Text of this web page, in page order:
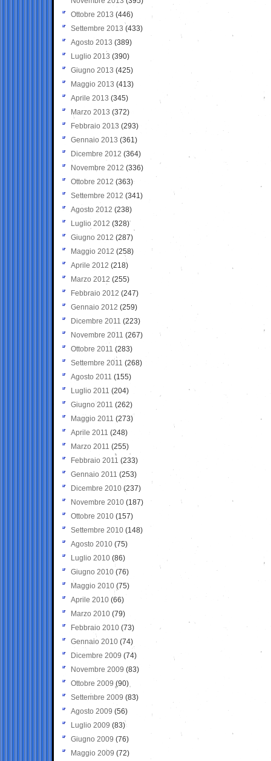
Ottobre 2013 (446)
Settembre 2013 (433)
Agosto 2013 (389)
Luglio 2013 (390)
Giugno 2013 (425)
Maggio 2013 (413)
Aprile 2013 (345)
Marzo 2013 (372)
Febbraio 2013 (293)
Gennaio 2013 (361)
Dicembre 2012 (364)
Novembre 2012 (336)
Ottobre 2012 (363)
Settembre 2012 (341)
Agosto 2012 (238)
Luglio 2012 (328)
Giugno 2012 (287)
Maggio 2012 (258)
Aprile 2012 (218)
Marzo 2012 (255)
Febbraio 2012 (247)
Gennaio 2012 (259)
Dicembre 2011 (223)
Novembre 2011 (267)
Ottobre 2011 (283)
Settembre 2011 (268)
Agosto 2011 (155)
Luglio 2011 (204)
Giugno 2011 (262)
Maggio 2011 (273)
Aprile 2011 (248)
Marzo 2011 (255)
Febbraio 2011 (233)
Gennaio 2011 (253)
Dicembre 2010 (237)
Novembre 2010 (187)
Ottobre 2010 (157)
Settembre 2010 (148)
Agosto 2010 (75)
Luglio 2010 (86)
Giugno 2010 (76)
Maggio 2010 (75)
Aprile 2010 (66)
Marzo 2010 (79)
Febbraio 2010 (73)
Gennaio 2010 (74)
Dicembre 2009 (74)
Novembre 2009 (83)
Ottobre 2009 (90)
Settembre 2009 (83)
Agosto 2009 (56)
Luglio 2009 (83)
Giugno 2009 (76)
Maggio 2009 (72)